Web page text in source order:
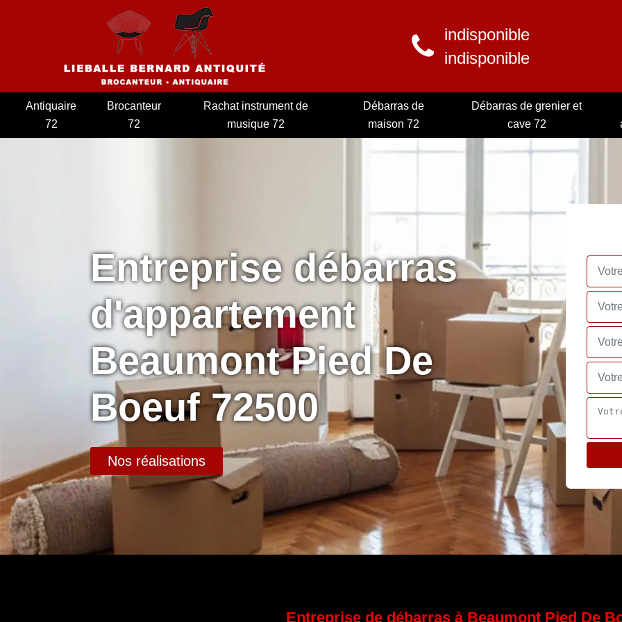
indisponible
indisponible
Antiquaire
72
Brocanteur
72
Rachat instrument de
musique 72
Débarras de
maison 72
Débarras de grenier et
cave 72
Entreprise débarras
d'appartement
Beaumont Pied De
Boeuf 72500
Nos réalisations
Entreprise de débarras à Beaumont Pied De